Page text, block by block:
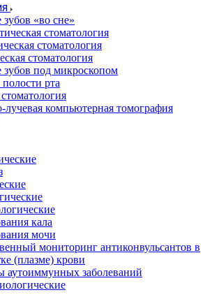
«во сне»
стоматология
стоматология
стоматология
зубов под микроскопом
рта
лучевая компьютерная томография
кала
мочи
мониторинг антиконвульсантов в
(плазме) крови
аутоиммунных заболеваний